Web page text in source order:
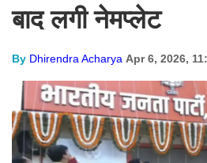
बाद लगी नेमप्लेट
By Dhirendra Acharya Apr 6, 2026,